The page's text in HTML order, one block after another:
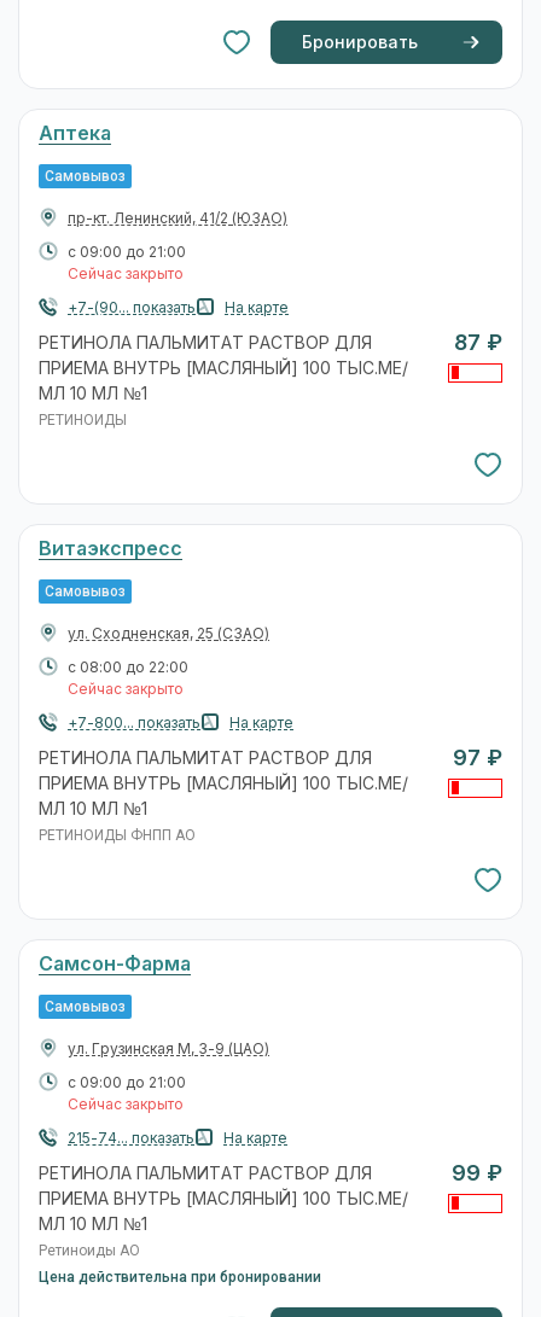
Бронировать
Аптека
Самовывоз
пр-кт. Ленинский, 41/2 (ЮЗАО)
с 09:00 до 21:00
Сейчас закрыто
+7-(90... показать
На карте
РЕТИНОЛА ПАЛЬМИТАТ РАСТВОР ДЛЯ
ПРИЕМА ВНУТРЬ [МАСЛЯНЫЙ] 100 ТЫС.МЕ/
МЛ 10 МЛ №1
РЕТИНОИДЫ
87 ₽
Витаэкспресс
Самовывоз
ул. Сходненская, 25 (СЗАО)
с 08:00 до 22:00
Сейчас закрыто
+7-800... показать
На карте
РЕТИНОЛА ПАЛЬМИТАТ РАСТВОР ДЛЯ
ПРИЕМА ВНУТРЬ [МАСЛЯНЫЙ] 100 ТЫС.МЕ/
МЛ 10 МЛ №1
РЕТИНОИДЫ ФНПП АО
97 ₽
Самсон-Фарма
Самовывоз
ул. Грузинская М, 3-9 (ЦАО)
с 09:00 до 21:00
Сейчас закрыто
215-74... показать
На карте
РЕТИНОЛА ПАЛЬМИТАТ РАСТВОР ДЛЯ
ПРИЕМА ВНУТРЬ [МАСЛЯНЫЙ] 100 ТЫС.МЕ/
МЛ 10 МЛ №1
Ретиноиды АО
Цена действительна при бронировании
99 ₽